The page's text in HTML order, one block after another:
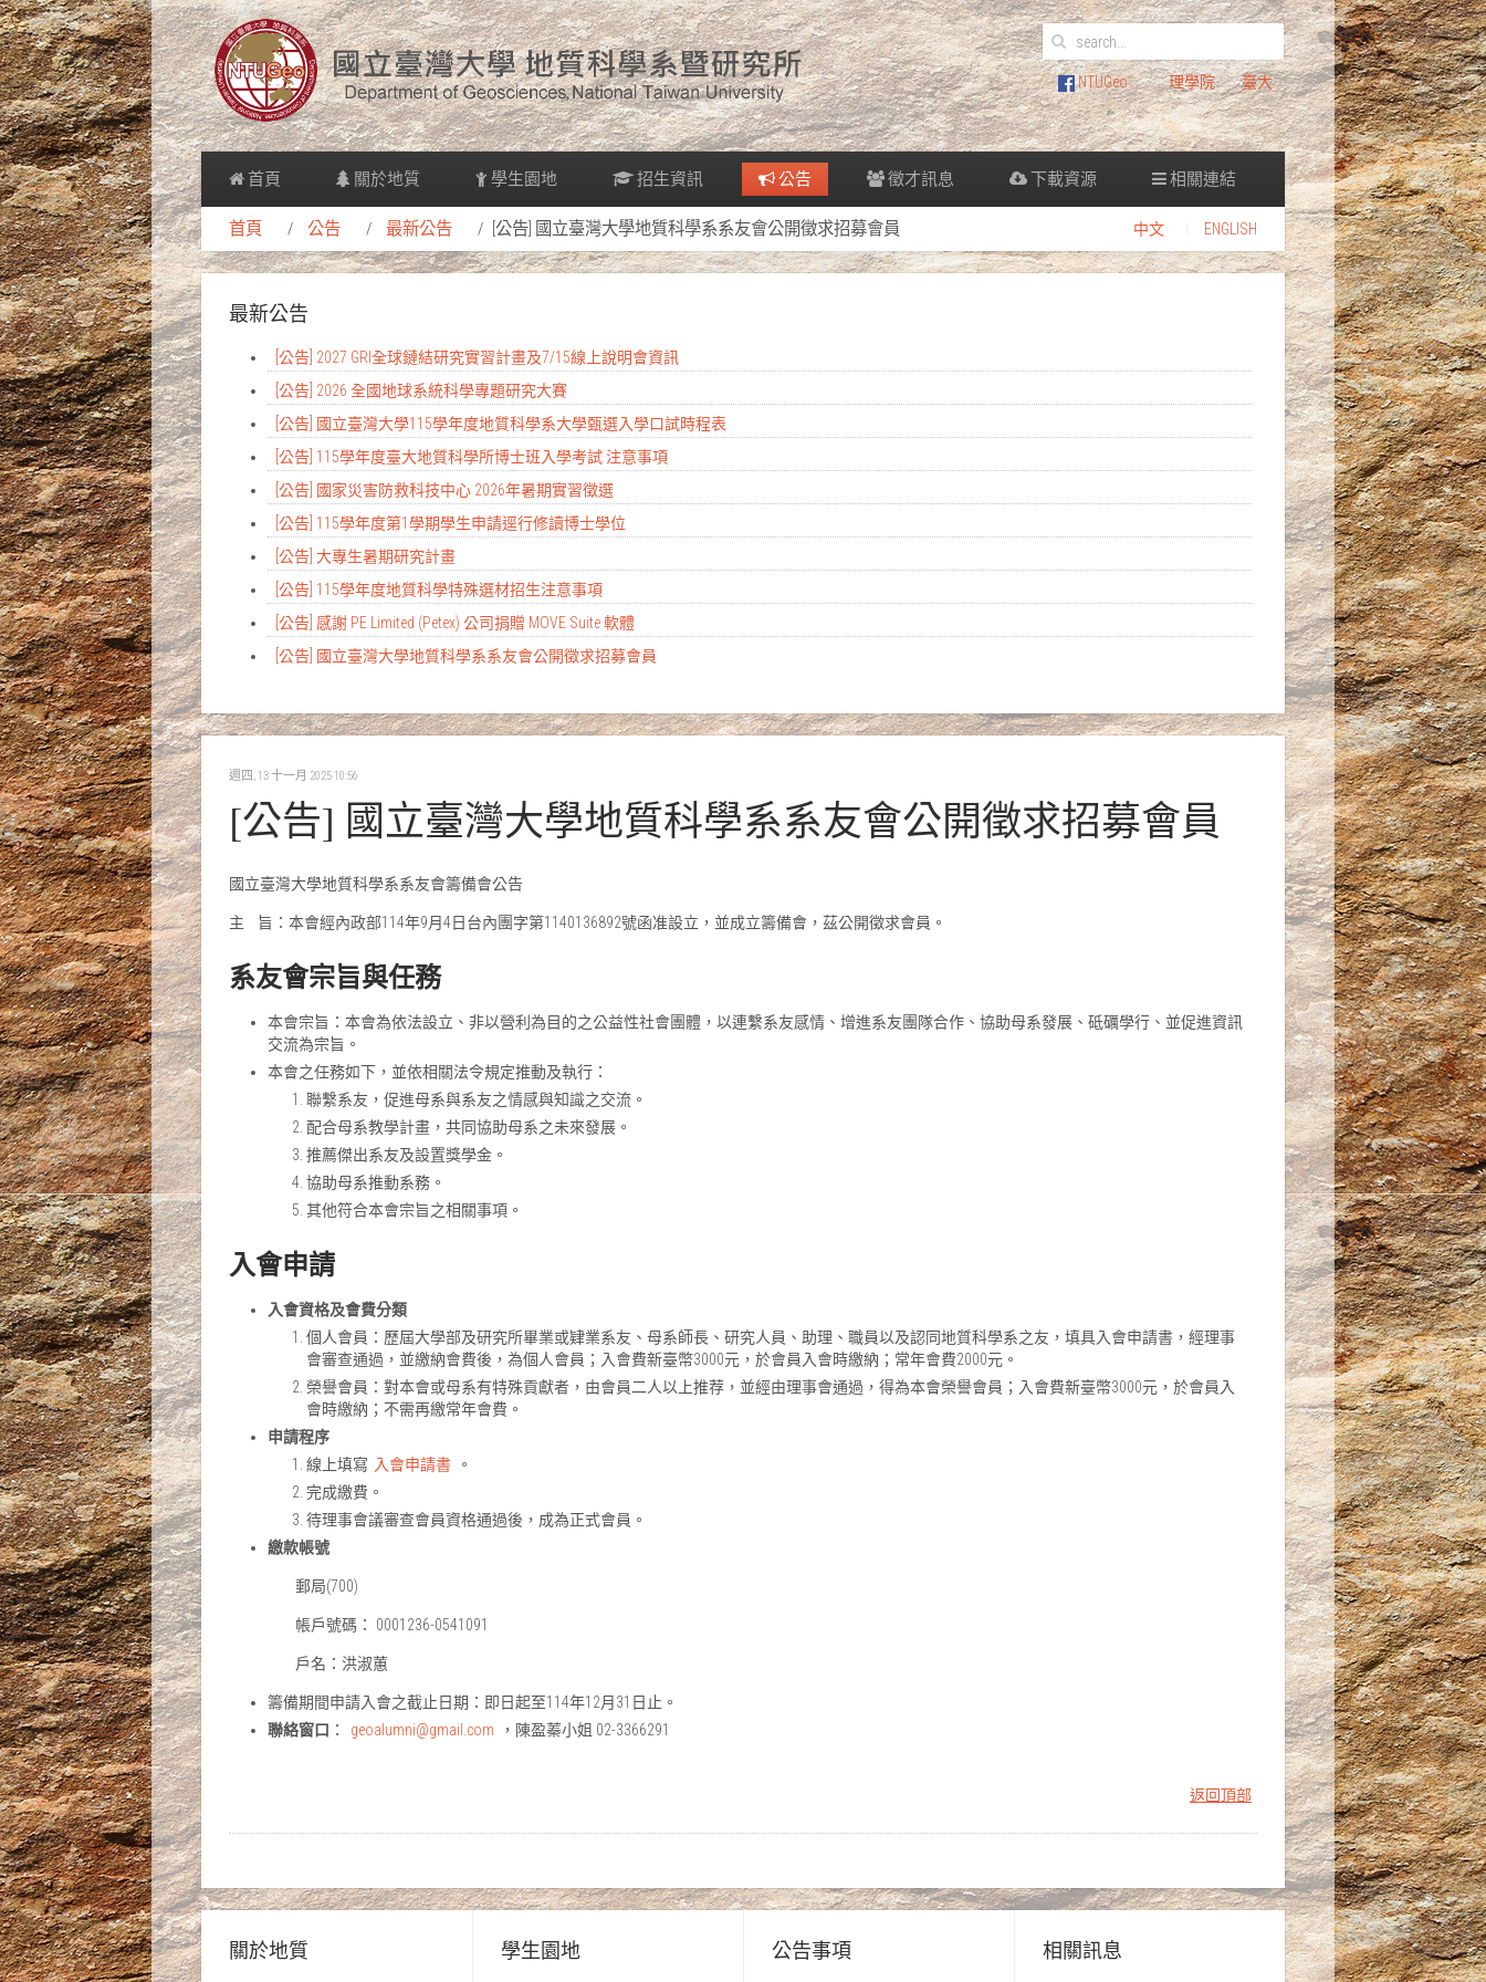
NTUGeo 理學院 臺大
首頁 關於地質 學生園地 招生資訊 公告 徵才訊息 下載資源 相關連結
首頁 公告 最新公告 [公告] 國立臺灣大學地質科學系系友會公開徵求招募會員 中文 ENGLISH
最新公告
[公告] 2027 GRI全球鏈結研究實習計畫及7/15線上說明會資訊
[公告] 2026 全國地球系統科學專題研究大賽
[公告] 國立臺灣大學115學年度地質科學系大學甄選入學口試時程表
[公告] 115學年度臺大地質科學所博士班入學考試 注意事項
[公告] 國家災害防救科技中心 2026年暑期實習徵選
[公告] 115學年度第1學期學生申請逕行修讀博士學位
[公告] 大專生暑期研究計畫
[公告] 115學年度地質科學特殊選材招生注意事項
[公告] 感謝 PE Limited (Petex) 公司捐贈 MOVE Suite 軟體
[公告] 國立臺灣大學地質科學系系友會公開徵求招募會員
週四, 13 十一月 2025 10:56
[公告] 國立臺灣大學地質科學系系友會公開徵求招募會員
國立臺灣大學地質科學系系友會籌備會公告
主 旨：本會經內政部114年9月4日台內團字第1140136892號函准設立，並成立籌備會，茲公開徵求會員。
系友會宗旨與任務
本會宗旨：本會為依法設立、非以營利為目的之公益性社會團體，以連繫系友感情、增進系友團隊合作、協助母系發展、砥礪學行、並促進資訊
交流為宗旨。
本會之任務如下，並依相關法令規定推動及執行：
聯繫系友，促進母系與系友之情感與知識之交流。
配合母系教學計畫，共同協助母系之未來發展。
推薦傑出系友及設置獎學金。
協助母系推動系務。
其他符合本會宗旨之相關事項。
入會申請
入會資格及會費分類
個人會員：歷屆大學部及研究所畢業或肄業系友、母系師長、研究人員、助理、職員以及認同地質科學系之友，填具入會申請書，經理事
會審查通過，並繳納會費後，為個人會員；入會費新臺幣3000元，於會員入會時繳納；常年會費2000元。
榮譽會員：對本會或母系有特殊貢獻者，由會員二人以上推荐，並經由理事會通過，得為本會榮譽會員；入會費新臺幣3000元，於會員入
會時繳納；不需再繳常年會費。
申請程序
線上填寫 入會申請書
。
完成繳費。
待理事會議審查會員資格通過後，成為正式會員。
繳款帳號
郵局(700)
帳戶號碼： 0001236-0541091
戶名：洪淑蕙
籌備期間申請入會之截止日期：即日起至114年12月31日止。
聯絡窗口 ： geoalumni@gmail.com ，陳盈蓁小姐 02-3366291
返回頂部
關於地質 學生園地 公告事項 相關訊息